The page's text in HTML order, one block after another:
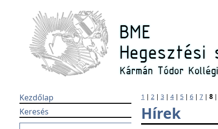
Kezdőlap
Keresés
1 | 2 | 3 | 4| 5 | 6 | 7 | 8
Hírek